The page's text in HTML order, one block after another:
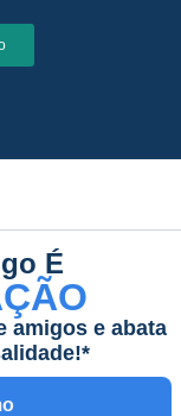
É
amigos e abata